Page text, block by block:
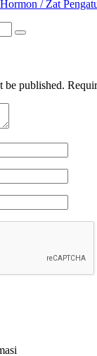
/ Zat
be published.